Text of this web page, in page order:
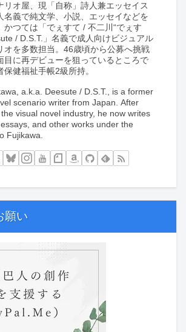
リオ屋、現「自称」詩人兼エッセイス
名義で純文学、小説、エッセイなどを
かつては「でぇすて / 不二川“でぇす
/ D.S.T.」名義で成人向けビジュアル
オを多数担当。46歳頃から公募へ挑戦
目に再デビューを狙っているところで
健福祉手帳2級所持。
a.k.a. Deesute / D.S.T., is a former
scenario writer from Japan. After
visual novel industry, he now writes
and other works under the
Fujikawa.
願い